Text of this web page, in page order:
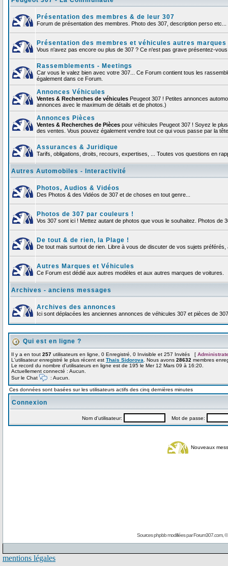
Présentation des membres & de leur 307
Forum de présentation des membres. Photo des 307, description perso
Présentation des membres et véhicules autres marques
Vous n'avez pas encore ou plus de 307 ? Ce n'est pas grave présentez-
Rassemblements - Meetings
Car vous le valez bien avec votre 307... Ce Forum contient tous les
également dans ce Forum.
Annonces Véhicules
Ventes & Recherches de véhicules Peugeot 307 ! Petites annonces
annonces avec le maximum de détails et de photos.)
Annonces Pièces
Ventes & Recherches de Pièces pour véhicules Peugeot 307 ! Soyez le
des ventes. Vous pouvez également vendre tout ce qui vous passe par la
Assurances & Juridique
Tarifs, obligations, droits, recours, expertises, ... Toutes vos questions en
Autres Automobiles - Interactivité
Photos, Audios & Vidéos
Des Photos & des Vidéos de 307 et de choses en tout genre...
Photos de 307 par couleurs !
Vos 307 sont ici ! Mettez autant de photos que vous le souhaitez. Photos de
De tout & de rien, la Plage !
De tout mais surtout de rien. Libre à vous de discuter de vos sujets
Autres Marques et Véhicules
Ce Forum est dédié aux autres modèles et aux autres marques de voitures.
Archives - anciens messages
Archives des annonces
Ici sont déplacées les anciennes annonces de véhicules 307 et pièces de 307
Qui est en ligne ?
Il y a en tout 257 utilisateurs en ligne, 0 Enregistré, 0 Invisible et 257 Invités [
L'utilisateur enregistré le plus récent est Thais Sidorova . Nous avons 28632 membres
Le record du nombre d'utilisateurs en ligne est de 195 le Mer 12 Mars 09 à 16:20.
Actuellement connecté : Aucun.
Sur le Chat
: Aucun.
Ces données sont basées sur les utilisateurs actifs des cinq dernières minutes
Connexion
Nom d'utilisateur: Mot de passe:
Nouveaux
Sources phpbb modifiées parForum307.com, ©
mentions légales